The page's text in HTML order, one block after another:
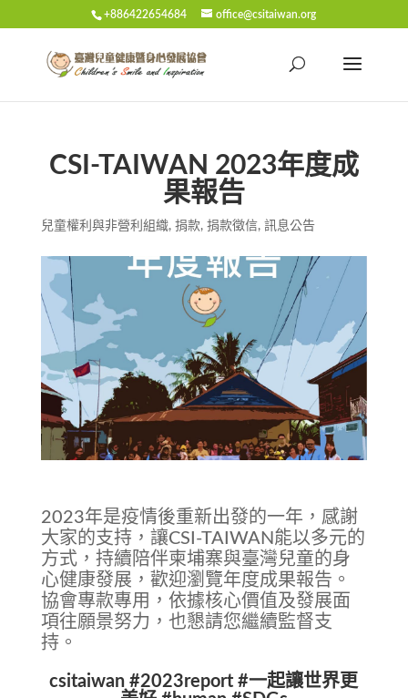
+886422654684 office@csitaiwan.org
CSI-TAIWAN 2023年度成
果報告
兒童權利與非營利組織, 捐款, 捐款徵信, 訊息公告
2023年是疫情後重新出發的一年，感謝
大家的支持，讓CSI-TAIWAN能以多元的
方式，持續陪伴柬埔寨與臺灣兒童的身
心健康發展，歡迎瀏覽年度成果報告。
協會專款專用，依據核心價值及發展面
項往願景努力，也懇請您繼續監督支
持。
csitaiwan #2023report #一起讓世界更